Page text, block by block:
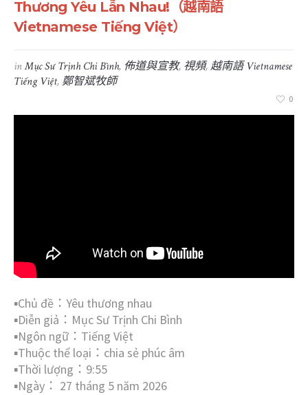
Thương Yêu Lẫn Nhau!（越南語
Vietnamese Tiếng Việt）
inMục Sư Trịnh Chi Bình, 佈道與宣教, 視頻,越南語 Vietnamese
Tiếng Việt,鄭智斌牧師
0
▪︎Chủ đề：Yêu thương nhau
▪︎Diễn giả：Mục Sư Trịnh Chi Bình
▪︎Ngôn ngữ：Tiếng Việt
▪︎Thuộc thể loại：chia sẻ phúc âm
▪︎Thời lượng：9:55
▪︎Ngày： 27 tháng 5 năm 2026